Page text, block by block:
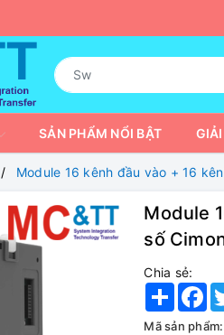
SẢN PHẨM NỔI BẬT
Module 16 kênh đầu vào + 16
Module
số
Chia sẻ:
Share
Mã sản phẩm: